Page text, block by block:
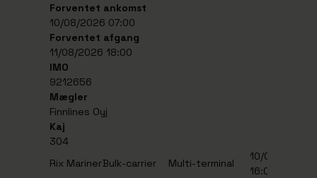
Forventet ankomst
10/08/2026 07:00
Forventet afgang
11/08/2026 18:00
IMO
9212656
Mægler
Finnlines Oyj
Kaj
304
Rix MarinerBulk-carrier Multi-terminal
10/08/2026
16:00